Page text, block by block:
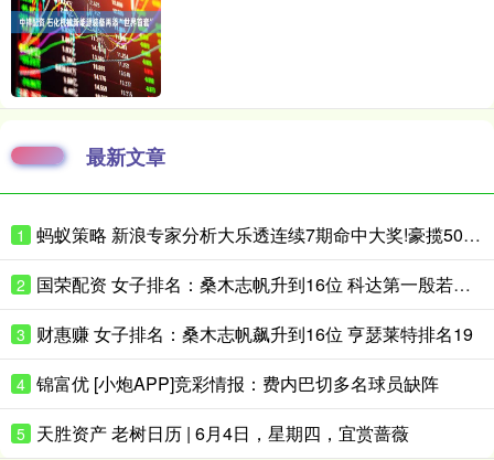
最新文章
1 蚂蚁策略 新浪专家分析大乐透连续7期命中大奖!豪揽5025万
2 国荣配资 女子排名：桑木志帆升到16位 科达第一殷若宁第八
3 财惠赚 女子排名：桑木志帆飙升到16位 亨瑟莱特排名19
4 锦富优 [小炮APP]竞彩情报：费内巴切多名球员缺阵
5 天胜资产 老树日历 | 6月4日，星期四，宜赏蔷薇